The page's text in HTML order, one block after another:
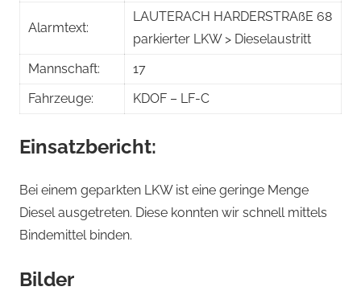
Alarmtext:
LAUTERACH HARDERSTRAßE 68
parkierter LKW > Dieselaustritt
Mannschaft:
17
Fahrzeuge:
KDOF – LF-C
Einsatzbericht:
Bei einem geparkten LKW ist eine geringe Menge
Diesel ausgetreten. Diese konnten wir schnell mittels
Bindemittel binden.
Bilder